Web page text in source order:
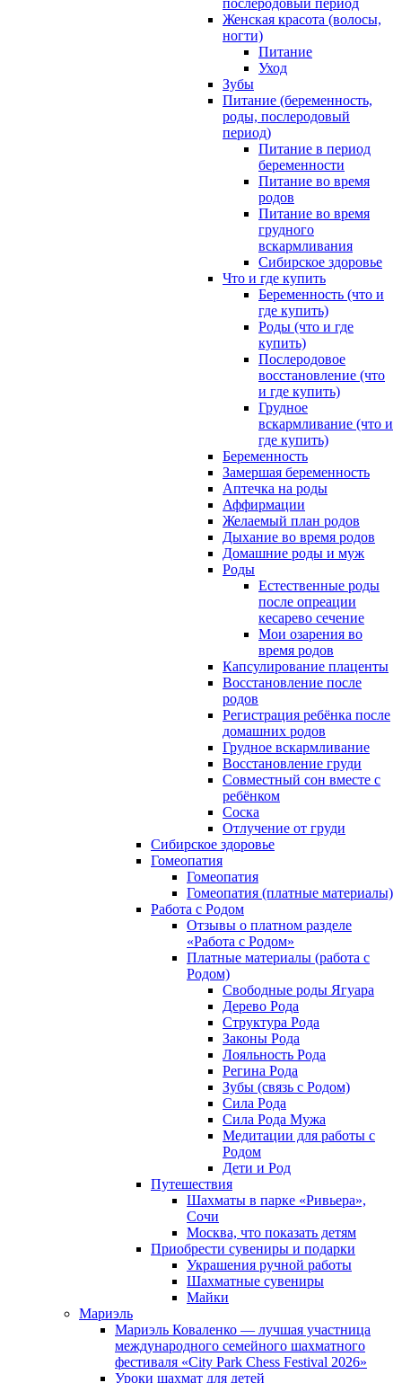
послеродовый период
Женская красота (волосы,
ногти)
Питание
Уход
Зубы
Питание (беременность,
роды, послеродовый
период)
Питание в период
беременности
Питание во время
родов
Питание во время
грудного
вскармливания
Сибирское здоровье
Что и где купить
Беременность (что и
где купить)
Роды (что и где
купить)
Послеродовое
восстановление (что
и где купить)
Грудное
вскармливание (что и
где купить)
Беременность
Замершая беременность
Аптечка на роды
Аффирмации
Желаемый план родов
Дыхание во время родов
Домашние роды и муж
Роды
Естественные роды
после опреации
кесарево сечение
Мои озарения во
время родов
Капсулирование плаценты
Восстановление после
родов
Регистрация ребёнка после
домашних родов
Грудное вскармливание
Восстановление груди
Совместный сон вместе с
ребёнком
Соска
Отлучение от груди
Сибирское здоровье
Гомеопатия
Гомеопатия
Гомеопатия (платные материалы)
Работа с Родом
Отзывы о платном разделе
«Работа с Родом»
Платные материалы (работа с
Родом)
Свободные роды Ягуара
Дерево Рода
Структура Рода
Законы Рода
Лояльность Рода
Регина Рода
Зубы (связь с Родом)
Сила Рода
Сила Рода Мужа
Медитации для работы с
Родом
Дети и Род
Путешествия
Шахматы в парке «Ривьера»,
Сочи
Москва, что показать детям
Приобрести сувениры и подарки
Украшения ручной работы
Шахматные сувениры
Майки
Мариэль
Мариэль Коваленко — лучшая участница
международного семейного шахматного
фестиваля «City Park Chess Festival 2026»
Уроки шахмат для детей